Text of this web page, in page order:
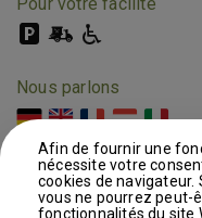
Afin de fournir une
nécessite votre
cookies de navigateur.
vous ne pourrez peut-
fonctionnalités du site
Nous parlons